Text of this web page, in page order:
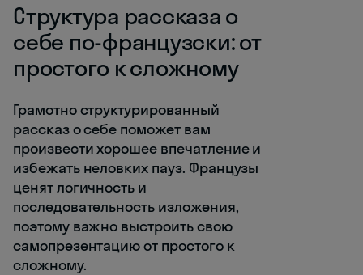
Структура рассказа о
себе по-французски: от
простого к сложному
Грамотно структурированный
рассказ о себе поможет вам
произвести хорошее впечатление и
избежать неловких пауз. Французы
ценят логичность и
последовательность изложения,
поэтому важно выстроить свою
самопрезентацию от простого к
сложному.